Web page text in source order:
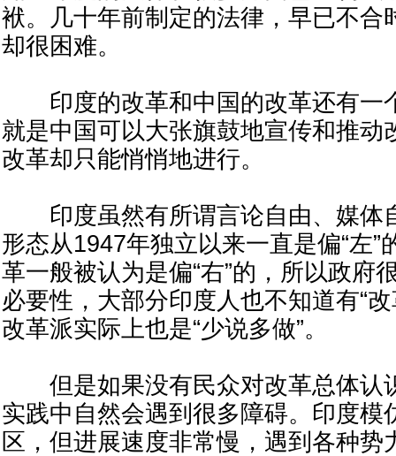
袱。几十年前制定的法律，早已不合
却很困难。
印度的改革和中国的改革还有一
就是中国可以大张旗鼓地宣传和推动
改革却只能悄悄地进行。
印度虽然有所谓言论自由、媒体
形态从1947年独立以来一直是偏“左”
革一般被认为是偏“右”的，所以政府
必要性，大部分印度人也不知道有“
改革派实际上也是“少说多做”。
但是如果没有民众对改革总体认
实践中自然会遇到很多障碍。印度模
区，但进展速度非常慢，遇到各种势